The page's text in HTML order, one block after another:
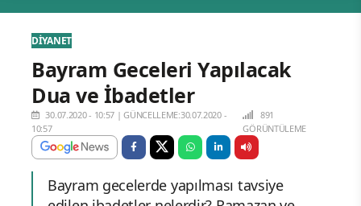
DİYANET
Bayram Geceleri Yapılacak
Dua ve İbadetler
30.07.2020 - 10:57 |GÜNCELLEME:30.07.2020 -
10:57
891
GÖRÜNTÜLEME
Bayram gecelerde yapılması tavsiye